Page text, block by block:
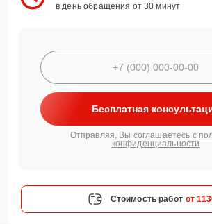
в день обращения от 30 минут
Бесплатная
Отправляя, Вы соглашаетесь с
конфиденциальности
Стоимость работ от